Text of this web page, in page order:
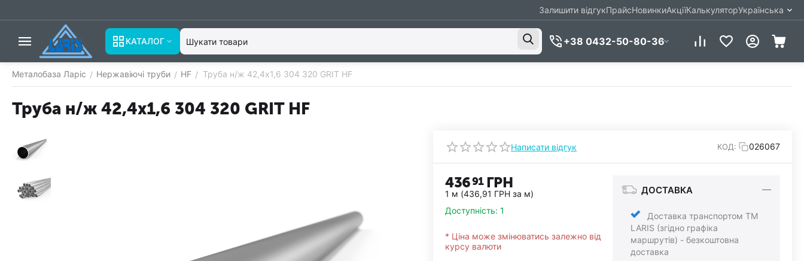
Залишити відгукПрайсНовинкиАкціїКалькуляторУкраїнська
КАТАЛОГ +38 0432-50-80-36
Металобаза Ларіс / Нержавіючі труби / HF / Труба н/ж 42,4х1,6 304 320 GRIT HF
Труба н/ж 42,4х1,6 304 320 GRIT HF
Написати відгук КОД: 026067
43691 ГРН
1 м (436,91 ГРН за м)
Доступність: 1
* Ціна може змінюватись залежно від
курсу валюти
ДОСТАВКА
Доставка транспортом ТМ
LARIS (згідно графіка
маршрутів) - безкоштовна
доставка